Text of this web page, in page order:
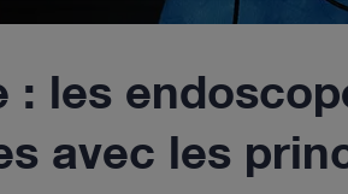
: les
avec les